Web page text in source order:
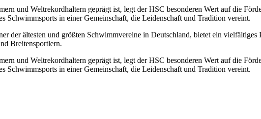
und Weltrekordhaltern geprägt ist, legt der HSC besonderen Wert auf die
Schwimmsports in einer Gemeinschaft, die Leidenschaft und Tradition vereint.
der ältesten und größten Schwimmvereine in Deutschland, bietet ein
Breitensportlern.
und Weltrekordhaltern geprägt ist, legt der HSC besonderen Wert auf die
Schwimmsports in einer Gemeinschaft, die Leidenschaft und Tradition vereint.